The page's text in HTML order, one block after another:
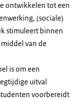
ontwikkelen tot een
(sociale)
stimuleert binnen
van de
is om een
uitval
voorbereidt